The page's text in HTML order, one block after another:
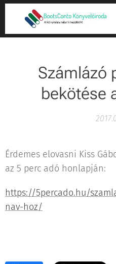
Számlázó
bekötése
Érdemes elovasni Kiss
az 5 perc adó honlapján:
https://5percado.hu/
nav-hoz/